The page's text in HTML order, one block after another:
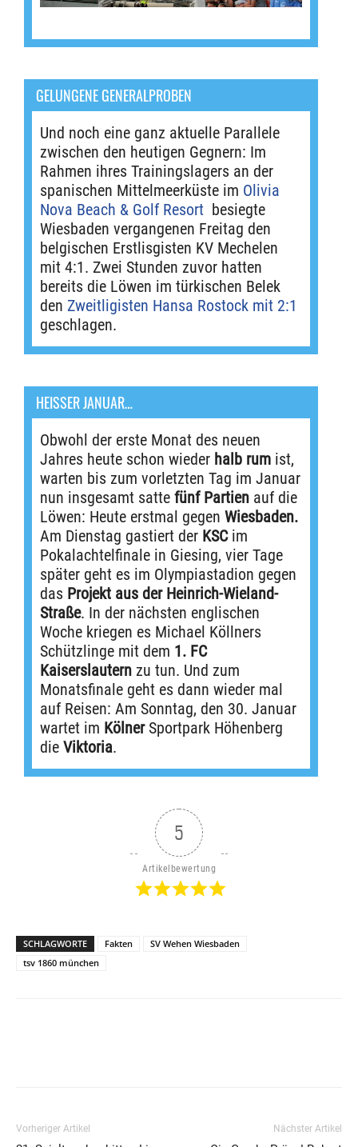
GELUNGENE GENERALPROBEN
Und noch eine ganz aktuelle Parallele
zwischen den heutigen Gegnern: Im
Rahmen ihres Trainingslagers an der
spanischen Mittelmeerküste im Olivia
Nova Beach & Golf Resort besiegte
Wiesbaden vergangenen Freitag den
belgischen Erstlisgisten KV Mechelen
mit 4:1. Zwei Stunden zuvor hatten
bereits die Löwen im türkischen Belek
den Zweitligisten Hansa Rostock mit 2:1
geschlagen.
HEISSER JANUAR…
Obwohl der erste Monat des neuen
Jahres heute schon wieder halb rum ist,
warten bis zum vorletzten Tag im Januar
nun insgesamt satte fünf Partien auf die
Löwen: Heute erstmal gegen Wiesbaden.
Am Dienstag gastiert der KSCim
Pokalachtelfinale in Giesing, vier Tage
später geht es im Olympiastadion gegen
das Projekt aus der Heinrich-Wieland-
Straße. In der nächsten englischen
Woche kriegen es Michael Köllners
Schützlinge mit dem 1. FC
Kaiserslautern zu tun. Und zum
Monatsfinale geht es dann wieder mal
auf Reisen: Am Sonntag, den 30. Januar
wartet im KölnerSportpark Höhenberg
die Viktoria.
5
Artikelbewertung
SCHLAGWORTE Fakten
SV Wehen Wiesbaden
tsv 1860 münchen
Vorheriger Artikel Nächster Artikel